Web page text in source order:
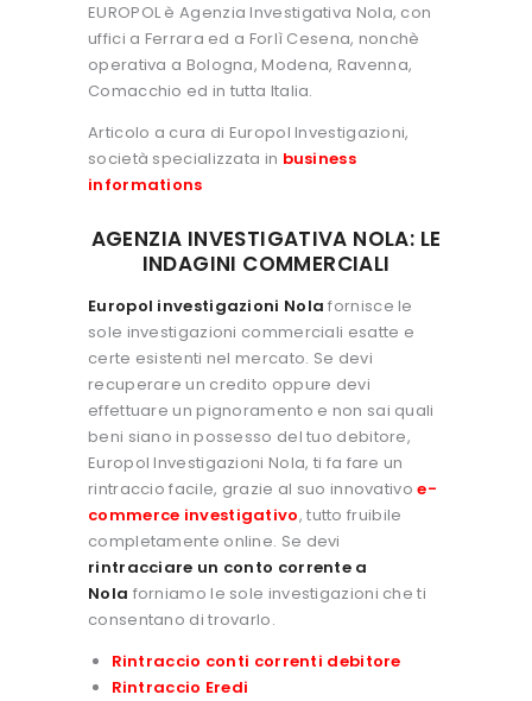
EUROPOL è Agenzia Investigativa Nola, con
uffici a Ferrara ed a Forlì Cesena, nonchè
operativa a Bologna, Modena, Ravenna,
Comacchio ed in tutta Italia.
Articolo a cura di Europol Investigazioni,
società specializzata in business
informations
AGENZIA INVESTIGATIVA NOLA: LE
INDAGINI COMMERCIALI
Europol investigazioni Nola fornisce le
sole investigazioni commerciali esatte e
certe esistenti nel mercato. Se devi
recuperare un credito oppure devi
effettuare un pignoramento e non sai quali
beni siano in possesso del tuo debitore,
Europol Investigazioni Nola, ti fa fare un
rintraccio facile, grazie al suo innovativoe-
commerce investigativo, tutto fruibile
completamente online. Se devi
rintracciare un conto corrente a
Nola forniamo le sole investigazioni che ti
consentano di trovarlo.
Rintraccio conti correnti debitore
Rintraccio Eredi